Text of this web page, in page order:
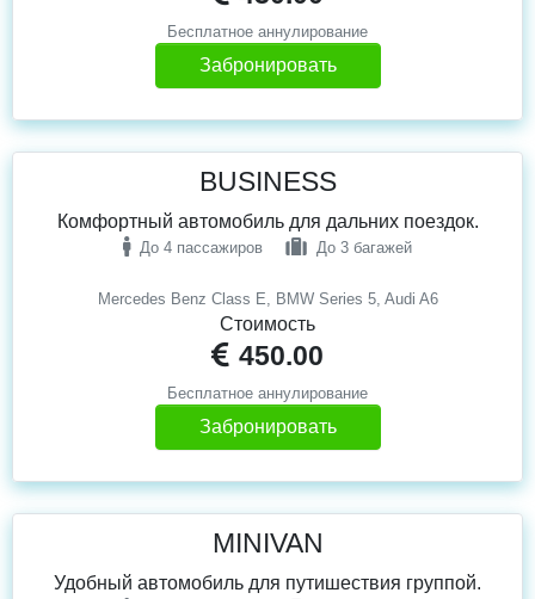
Бесплатное аннулирование
Забронировать
Mercedes Benz Class E, BMW Series 5, Audi A6
BUSINESS
Комфортный автомобиль для дальних поездок.
До 4 пассажиров До 3 багажей
Стоимость
450.00
Бесплатное аннулирование
Забронировать
MINIVAN
Удобный автомобиль для путишествия группой.